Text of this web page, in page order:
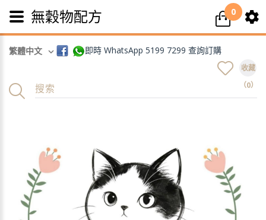
即時 WhatsApp 5199 7299 查詢訂購
繁體中文
0
收藏
（0）
無穀物配方